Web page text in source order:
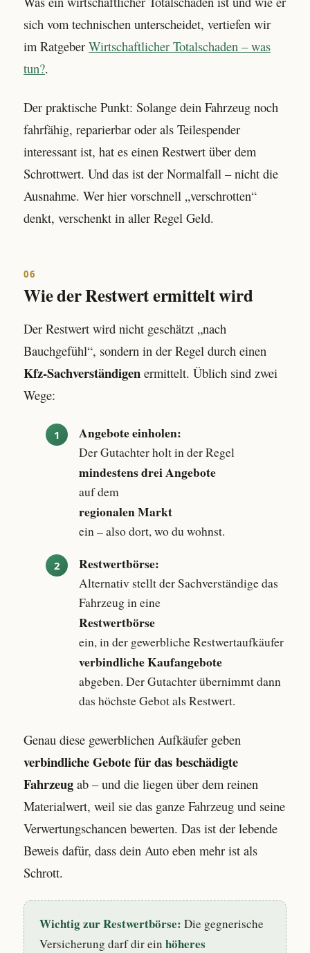
sich vom technischen unterscheidet, vertiefen wir
im Ratgeber Wirtschaftlicher Totalschaden – was
tun?.
Der praktische Punkt: Solange dein Fahrzeug noch
fahrfähig, reparierbar oder als Teilespender
interessant ist, hat es einen Restwert über dem
Schrottwert. Und das ist der Normalfall – nicht die
Ausnahme. Wer hier vorschnell „verschrotten“
denkt, verschenkt in aller Regel Geld.
06
Wie der Restwert ermittelt wird
Der Restwert wird nicht geschätzt „nach
Bauchgefühl“, sondern in der Regel durch einen
Kfz-Sachverständigen ermittelt. Üblich sind zwei
Wege:
Angebote einholen:
Der Gutachter holt in der Regel
mindestens drei Angebote
auf dem
regionalen Markt
ein – also dort, wo du wohnst.
Restwertbörse:
Alternativ stellt der Sachverständige das
Fahrzeug in eine
Restwertbörse
ein, in der gewerbliche Restwertaufkäufer
verbindliche Kaufangebote
abgeben. Der Gutachter übernimmt dann
das höchste Gebot als Restwert.
Genau diese gewerblichen Aufkäufer geben
verbindliche Gebote für das beschädigte
Fahrzeug ab – und die liegen über dem reinen
Materialwert, weil sie das ganze Fahrzeug und seine
Verwertungschancen bewerten. Das ist der lebende
Beweis dafür, dass dein Auto eben mehr ist als
Schrott.
Wichtig zur Restwertbörse: Die gegnerische
Versicherung darf dir ein höheres